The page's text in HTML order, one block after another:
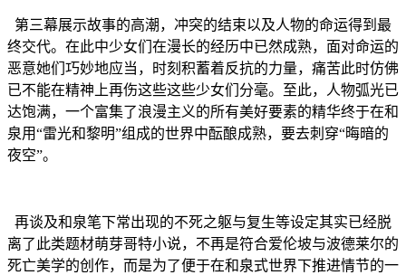
第三幕展示故事的高潮，冲突的结束以及人物的命运得到最
终交代。在此中少女们在漫长的经历中已然成熟，面对命运的
恶意她们巧妙地应当，时刻积蓄着反抗的力量，痛苦此时仿佛
已不能在精神上再伤这些这些少女们分毫。至此，人物弧光已
达饱满，一个富集了浪漫主义的所有美好要素的精华终于在和
泉用“雷光和黎明”组成的世界中酝酿成熟，要去刺穿“晦暗的
夜空”。
再谈及和泉笔下常出现的不死之躯与复生等设定其实已经脱
离了此类题材萌芽哥特小说，不再是符合爱伦坡与波德莱尔的
死亡美学的创作，而是为了便于在和泉式世界下推进情节的一